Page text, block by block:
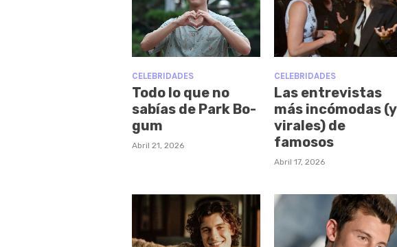
CELEBRIDADES
Todo lo que no
sabías de Park Bo-
gum
Abril 21, 2026
CELEBRIDADES
Las entrevistas
más incómodas (y
virales) de
famosos
Abril 17, 2026